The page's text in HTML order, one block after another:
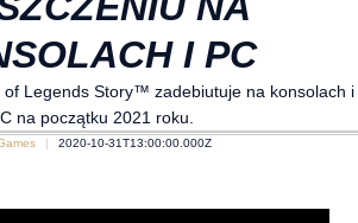
I PC
of Legends Story™ zadebiutuje na konsolach i
na początku 2021 roku.
2020-10-31T13:00:00.000Z